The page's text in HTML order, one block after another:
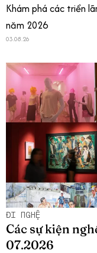
Khám phá các triển
năm 2026
03.08.26
ĐI NGHỆ
Các sự kiện
07.2026